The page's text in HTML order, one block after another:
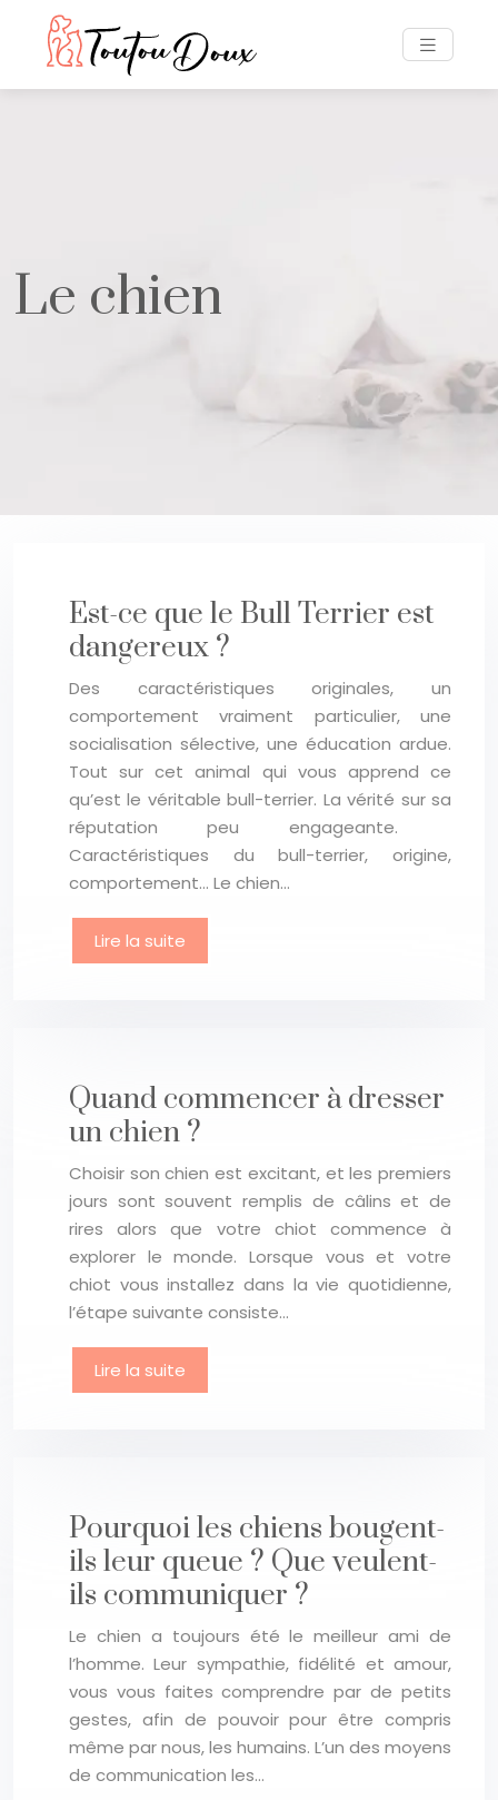
Le chien
Est-ce que le Bull Terrier est
dangereux ?
Des caractéristiques originales, un
comportement vraiment particulier, une
socialisation sélective, une éducation ardue.
Tout sur cet animal qui vous apprend ce
qu’est le véritable bull-terrier. La vérité sur sa
réputation peu engageante.
Caractéristiques du bull-terrier, origine,
comportement… Le chien…
Lire la suite
Quand commencer à dresser
un chien ?
Choisir son chien est excitant, et les premiers
jours sont souvent remplis de câlins et de
rires alors que votre chiot commence à
explorer le monde. Lorsque vous et votre
chiot vous installez dans la vie quotidienne,
l’étape suivante consiste…
Lire la suite
Pourquoi les chiens bougent-
ils leur queue ? Que veulent-
ils communiquer ?
Le chien a toujours été le meilleur ami de
l’homme. Leur sympathie, fidélité et amour,
vous vous faites comprendre par de petits
gestes, afin de pouvoir pour être compris
même par nous, les humains. L’un des moyens
de communication les…